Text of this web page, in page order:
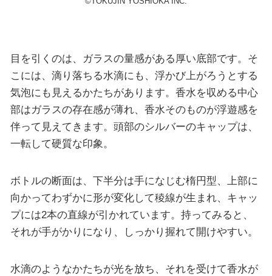
目を引くのは、ガラスの量感がある厚い底部です。そ
こには、滴り落ちる水滴にも、浮かび上がろうとする
気泡にも見えるかたちがあります。香水を収める中心
部はガラスの存在感が薄れ、香水そのものが浮遊感を
伴って見えてきます。頭部のシルバーのキャップは、
一転して硬質な印象。
ボトルの断面は、下半分は手になじむ楕円型、上部に
向かってわずかに形が変化して稜線が生まれ、キャッ
プには2本の直線が引かれています。持ってみると、
それが手がかりになり、しっかり握れて開けやすい。
水滴のようなかたちが光を放ち、それを受けて香水が